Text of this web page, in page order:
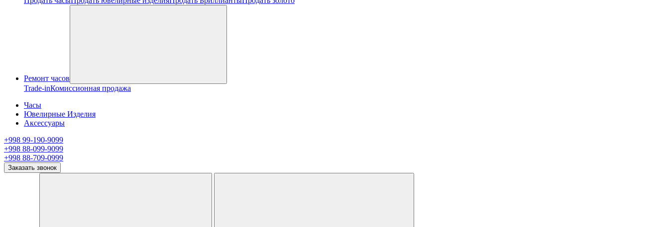
Ремонт часов
Trade-inКомиссионная продажа
Часы
Ювелирные Изделия
Аксессуары
+998 99-190-9099
+998 88-099-9099
+998 88-709-0999
Заказать звонок